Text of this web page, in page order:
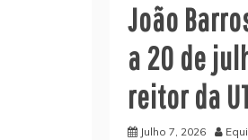
João
a 20 de
reitor da
Julho 7, 2026